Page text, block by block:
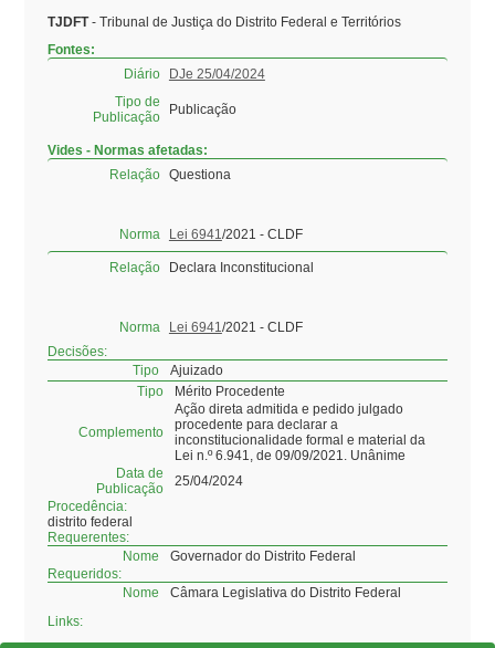
TJDFT- Tribunal de Justiça do Distrito Federal e Territórios
Fontes:
Diário
DJe 25/04/2024
Tipo de
Publicação
Publicação
Vides - Normas afetadas:
Relação Questiona
Norma Lei 6941 /2021 - CLDF
Relação Declara Inconstitucional
Norma Lei 6941 /2021 - CLDF
Decisões:
Tipo
Ajuizado
Tipo
Mérito Procedente
Complemento
Ação direta admitida e pedido julgado
procedente para declarar a
inconstitucionalidade formal e material da
Lei n.º 6.941, de 09/09/2021. Unânime
Data de
Publicação
25/04/2024
Procedência:
distrito federal
Requerentes:
Nome
Governador do Distrito Federal
Requeridos:
Nome
Câmara Legislativa do Distrito Federal
Links: